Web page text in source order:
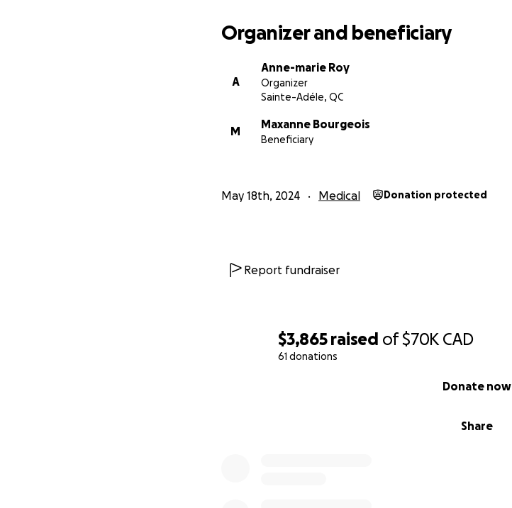
$3,865 raised of$70K CAD
61 donations
Share
Donate now
Organizer and beneficiary
A
Anne-marie Roy
Organizer
Sainte-Adéle, QC
M
Maxanne Bourgeois
Beneficiary
May 18th, 2024 Medical Donation protected
Report fundraiser